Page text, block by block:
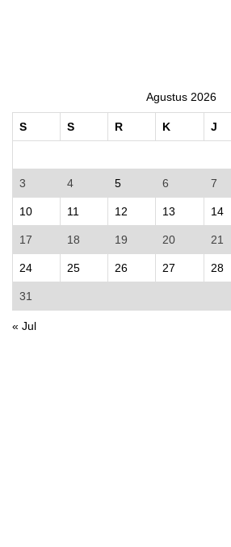
Agustus 2026
S S R K J
3 4 5 6 7
10 11 12 13 14
17 18 19 20 21
24 25 26 27 28
31
« Jul